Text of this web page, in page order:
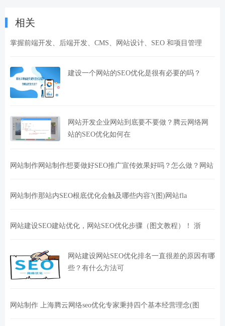
相关
掌握前端开发、后端开发、CMS、网站设计、SEO 和项目管理
建设一个网站的SEO优化是很有必要的吗？
网站开发企业网站到底要不要做？腾云网络网
站的SEO优化如何在
网站制作网站制作想要做好SEO推广宣传效果好吗？怎么做？网站
网站制作那站内SEO根底优化会触及哪些内容?(图)网站fla
网站建设SEO建站优化，网站SEO优化步骤（图文教程）！ 浙
网站建设网站SEO优化排名一直很差的原因有哪
些？有什么方法可
网站制作 上海腾云网络seo优化专家秉持四个基本经营理念(图